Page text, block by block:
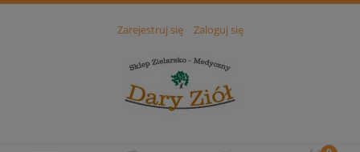
Zarejestruj się Zaloguj się